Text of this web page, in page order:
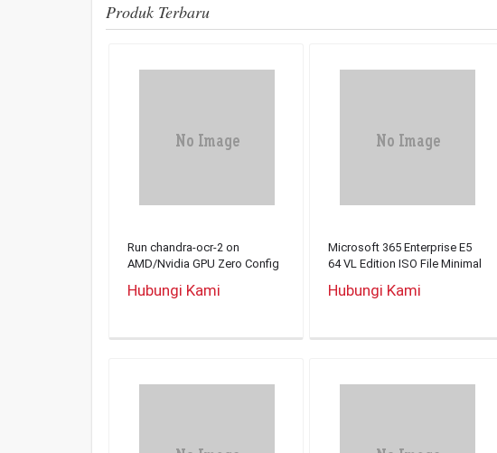
Produk Terbaru
Run chandra-ocr-2 on
AMD/Nvidia GPU Zero Config
Hubungi Kami
Microsoft 365 Enterprise E5
64 VL Edition ISO File Minimal
Hubungi Kami